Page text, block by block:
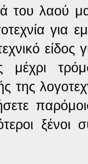
του λαού
για
μέχρι
της
ξένοι